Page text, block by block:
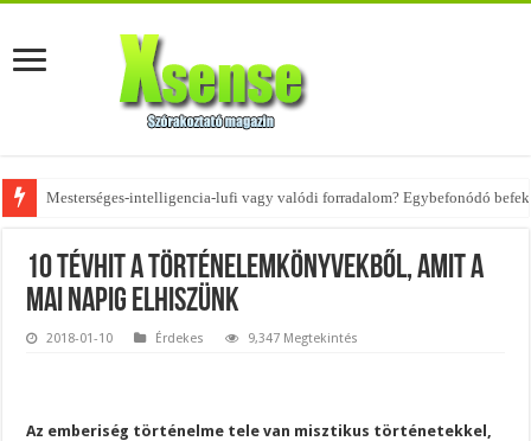
Az övtáskák továbbra is trendik – nézd meg, milyen stílusokhoz illenek!
10 tévhit a történelemkönyvekből, amit a
mai napig elhiszünk
2018-01-10 Érdekes 9,347 Megtekintés
Az emberiség történelme tele van misztikus történetekkel,